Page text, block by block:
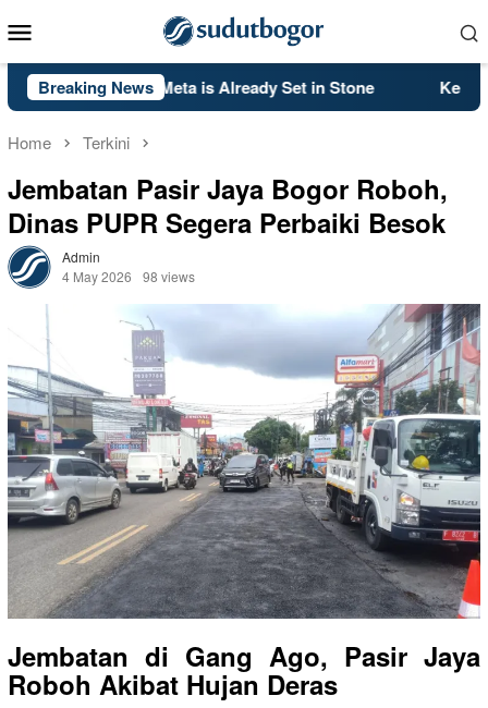
to
Menu
Breaking News
Ops 2’s PS5 Meta is Already Set in Stone Kelsey
Home Terkini
Jembatan Pasir Jaya Bogor Roboh,
Dinas PUPR Segera Perbaiki Besok
Admin
4 May 2026
98 views
Jembatan di Gang Ago, Pasir Jaya
Roboh Akibat Hujan Deras